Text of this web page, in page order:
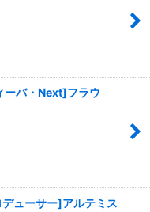
バ・Next]フラウ
ューサー]アルテミス